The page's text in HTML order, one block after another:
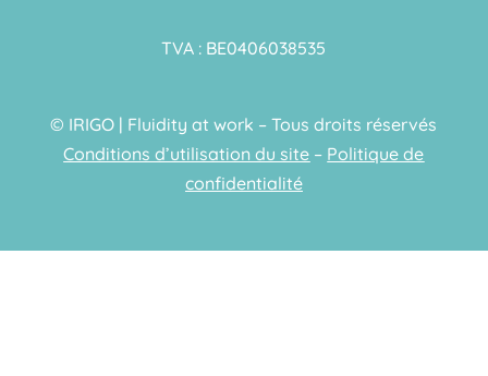
TVA : BE0406038535
© IRIGO | Fluidity at work – Tous droits réservés
Conditions d’utilisation du site – Politique de
confidentialité